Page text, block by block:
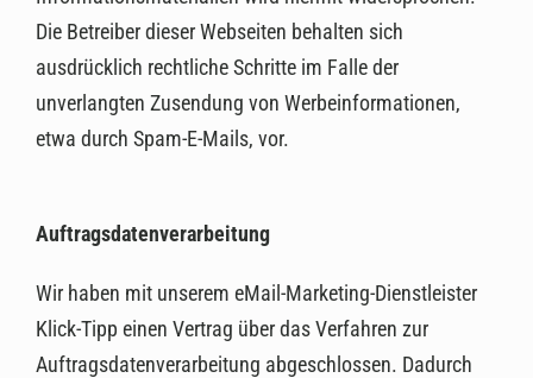
Die Betreiber dieser Webseiten behalten sich
ausdrücklich rechtliche Schritte im Falle der
unverlangten Zusendung von Werbeinformationen,
etwa durch Spam-E-Mails, vor.
Auftragsdatenverarbeitung
Wir haben mit unserem eMail-Marketing-Dienstleister
Klick-Tipp einen Vertrag über das Verfahren zur
Auftragsdatenverarbeitung abgeschlossen. Dadurch